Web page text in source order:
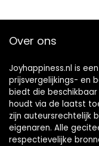
Over ons
Joyhappiness.nl is
prijsvergelijkings- en
biedt die
houdt via de laatst
zijn auteursrechtelijk
eigenaren. Alle
respectievelijke